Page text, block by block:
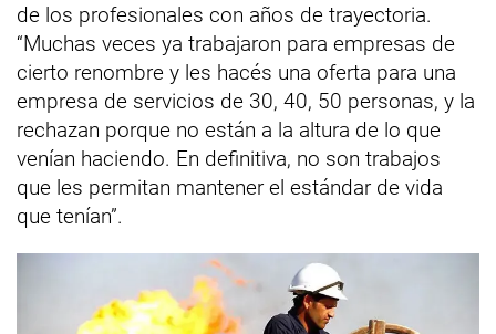
de los profesionales con años de trayectoria.
“Muchas veces ya trabajaron para empresas de
cierto renombre y les hacés una oferta para una
empresa de servicios de 30, 40, 50 personas, y la
rechazan porque no están a la altura de lo que
venían haciendo. En definitiva, no son trabajos
que les permitan mantener el estándar de vida
que tenían”.